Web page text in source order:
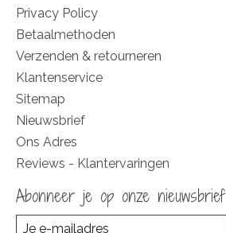
Privacy Policy
Betaalmethoden
Verzenden & retourneren
Klantenservice
Sitemap
Nieuwsbrief
Ons Adres
Reviews - Klantervaringen
Abonneer je op onze nieuwsbrief